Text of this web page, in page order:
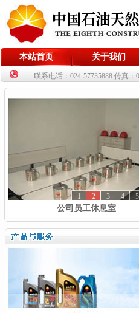
本站首页 关于我们
联系电话：024-57735888 传真：
5
4
3
2
1
公司员工休息室